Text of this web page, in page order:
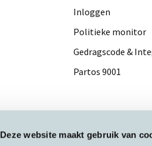
Deze website maakt gebruik van
Inloggen
Politieke monitor
Gedragscode &
Partos 9001